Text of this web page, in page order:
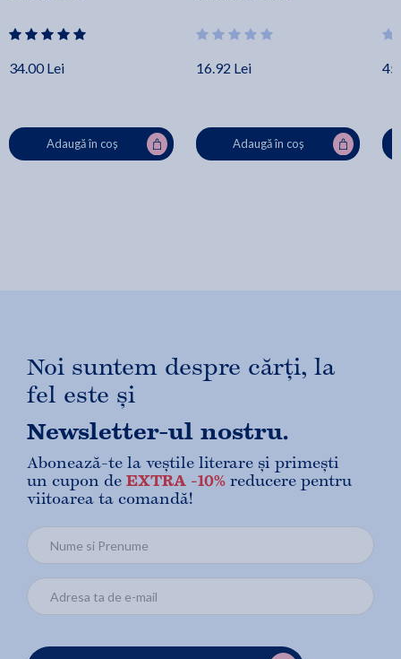
34.00 Lei
Adaugă în coș
16.92 Lei
Adaugă în coș
Noi suntem despre cărți, la
fel este și
Newsletter-ul nostru.
Abonează-te la veștile literare și primești
un cupon de EXTRA -10% reducere pentru
viitoarea ta comandă!